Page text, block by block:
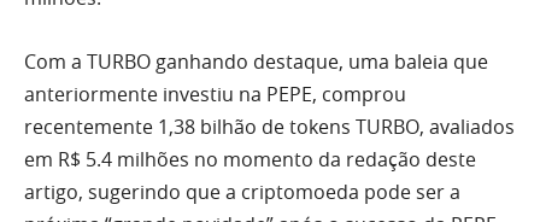
Com a TURBO ganhando destaque, uma baleia que
anteriormente investiu na PEPE, comprou
recentemente 1,38 bilhão de tokens TURBO, avaliados
em R$ 5.4 milhões no momento da redação deste
artigo, sugerindo que a criptomoeda pode ser a